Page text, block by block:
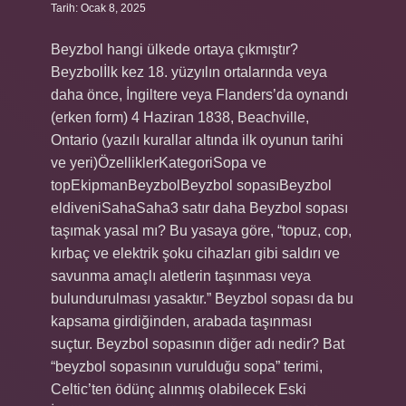
Tarih: Ocak 8, 2025
Beyzbol hangi ülkede ortaya çıkmıştır?
Beyzbolİlk kez 18. yüzyılın ortalarında veya
daha önce, İngiltere veya Flanders’da oynandı
(erken form) 4 Haziran 1838, Beachville,
Ontario (yazılı kurallar altında ilk oyunun tarihi
ve yeri)ÖzelliklerKategoriSopa ve
topEkipmanBeyzbolBeyzbol sopasıBeyzbol
eldiveniSahaSaha3 satır daha Beyzbol sopası
taşımak yasal mı? Bu yasaya göre, “topuz, cop,
kırbaç ve elektrik şoku cihazları gibi saldırı ve
savunma amaçlı aletlerin taşınması veya
bulundurulması yasaktır.” Beyzbol sopası da bu
kapsama girdiğinden, arabada taşınması
suçtur. Beyzbol sopasının diğer adı nedir? Bat
“beyzbol sopasının vurulduğu sopa” terimi,
Celtic’ten ödünç alınmış olabilecek Eski